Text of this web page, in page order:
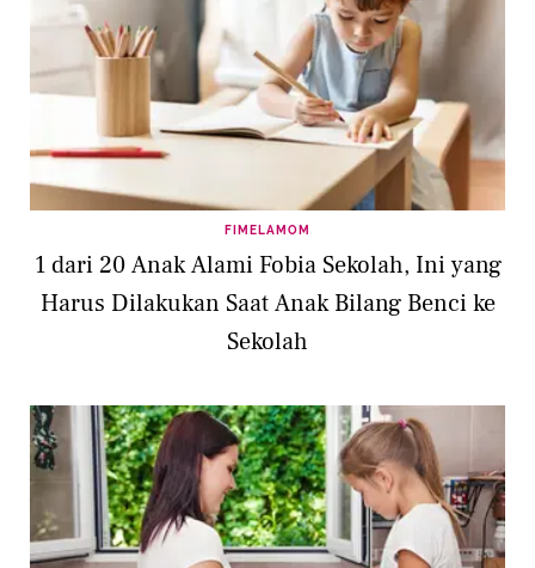
FIMELAMOM
1 dari 20 Anak Alami Fobia Sekolah, Ini yang
Harus Dilakukan Saat Anak Bilang Benci ke
Sekolah